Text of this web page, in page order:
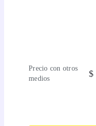
Precio con otros
medios
$